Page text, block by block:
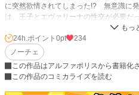
に突然欲情されてしまった!? 無意識に
は、王子とエヴァリーナの性交が必要だ
死なせるわけにもいかず、今宵限りとエ
ころが翌日、王子が責任を取って結婚す
それ以上の激しさで迫られてしまい――
か不幸か……。愛に目覚めた王子とお人
24h.ポイント 0pt
234
ノーチェ
この作品はアルファポリスから書籍化
この作品のコミカライズを読む